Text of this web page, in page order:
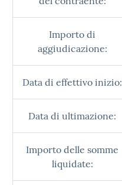
Importo di
aggiudicazione:
Data di effettivo inizio:
Data di ultimazione:
Importo delle somme
liquidate: